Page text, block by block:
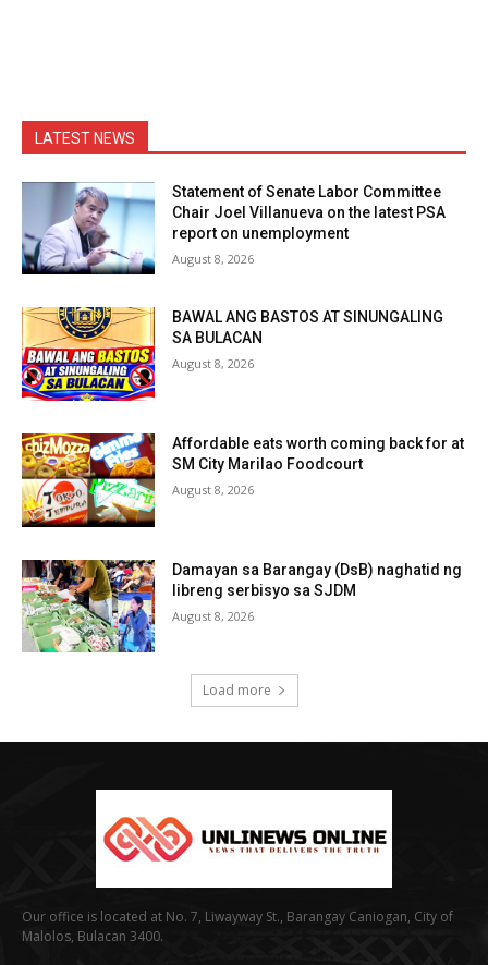
LATEST NEWS
Statement of Senate Labor Committee
Chair Joel Villanueva on the latest PSA
report on unemployment
August 8, 2026
BAWAL ANG BASTOS AT SINUNGALING
SA BULACAN
August 8, 2026
Affordable eats worth coming back for at
SM City Marilao Foodcourt
August 8, 2026
Damayan sa Barangay (DsB) naghatid ng
libreng serbisyo sa SJDM
August 8, 2026
Load more
Our office is located at No. 7, Liwayway St., Barangay Caniogan, City of
Malolos, Bulacan 3400.